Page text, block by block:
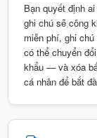
Bạn quyết định
ghi chú sẽ công
miễn phí, ghi
có thể chuyển
khẩu — và xóa
cá nhân để bắt